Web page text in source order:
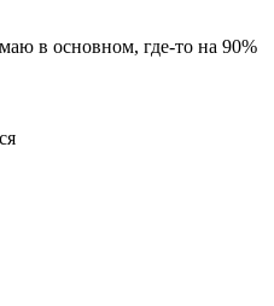
в основном, где-то на 90%